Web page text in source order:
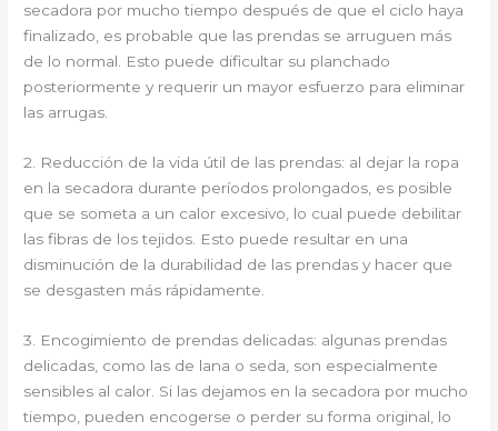
secadora por mucho tiempo después de que el ciclo haya
finalizado, es probable que las prendas se arruguen más
de lo normal. Esto puede dificultar su planchado
posteriormente y requerir un mayor esfuerzo para eliminar
las arrugas.
2. Reducción de la vida útil de las prendas: al dejar la ropa
en la secadora durante períodos prolongados, es posible
que se someta a un calor excesivo, lo cual puede debilitar
las fibras de los tejidos. Esto puede resultar en una
disminución de la durabilidad de las prendas y hacer que
se desgasten más rápidamente.
3. Encogimiento de prendas delicadas: algunas prendas
delicadas, como las de lana o seda, son especialmente
sensibles al calor. Si las dejamos en la secadora por mucho
tiempo, pueden encogerse o perder su forma original, lo